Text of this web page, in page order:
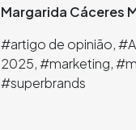
Margarida Cáceres
#artigo de opinião,
2025, #marketing,
#superbrands